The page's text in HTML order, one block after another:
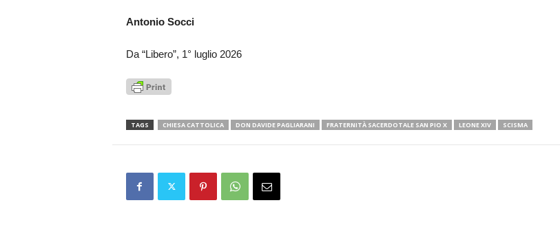
Antonio Socci
Da “Libero”, 1° luglio 2026
TAGS CHIESA CATTOLICA DON DAVIDE PAGLIARANI FRATERNITÀ SACERDOTALE SAN PIO X LEONE XIV SCISMA